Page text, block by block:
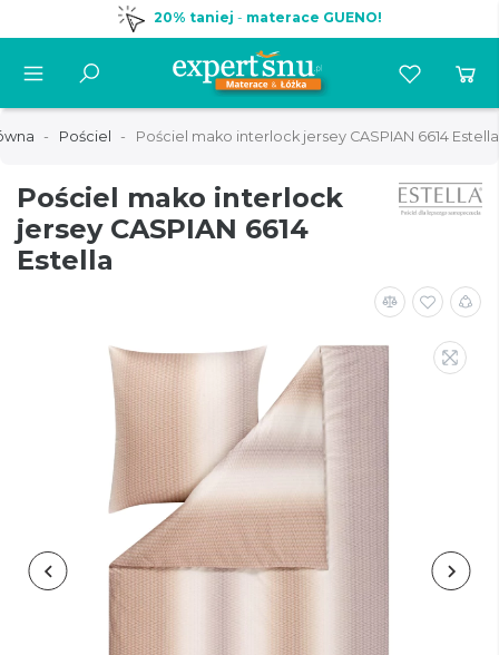
20% taniej - materace GUENO!
Pościel Pościel mako interlock jersey CASPIAN 6614 Estella
Pościel mako interlock
jersey CASPIAN 6614
Estella